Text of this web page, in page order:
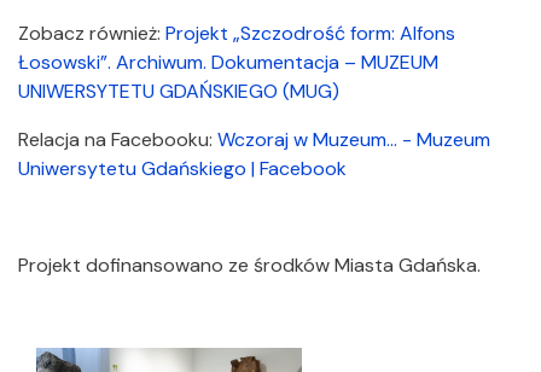
Zobacz również: Projekt „Szczodrość form: Alfons
Łosowski”. Archiwum. Dokumentacja – MUZEUM
UNIWERSYTETU GDAŃSKIEGO (MUG)
Relacja na Facebooku: Wczoraj w Muzeum... - Muzeum
Uniwersytetu Gdańskiego | Facebook
Projekt dofinansowano ze środków Miasta Gdańska.